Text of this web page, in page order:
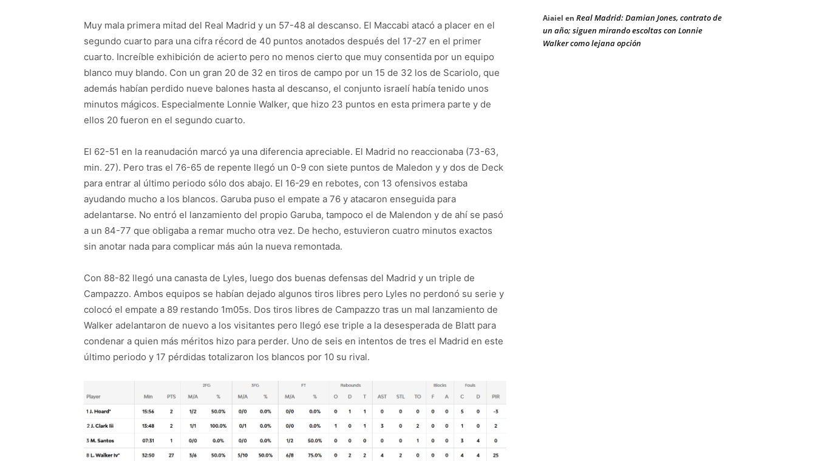
Muy mala primera mitad del Real Madrid y un 57-48 al descanso. El Maccabi atacó a placer en el
segundo cuarto para una cifra récord de 40 puntos anotados después del 17-27 en el primer
cuarto. Increíble exhibición de acierto pero no menos cierto que muy consentida por un equipo
blanco muy blando. Con un gran 20 de 32 en tiros de campo por un 15 de 32 los de Scariolo, que
además habían perdido nueve balones hasta al descanso, el conjunto israelí había tenido unos
minutos mágicos. Especialmente Lonnie Walker, que hizo 23 puntos en esta primera parte y de
ellos 20 fueron en el segundo cuarto.
El 62-51 en la reanudación marcó ya una diferencia apreciable. El Madrid no reaccionaba (73-63,
min. 27). Pero tras el 76-65 de repente llegó un 0-9 con siete puntos de Maledon y y dos de Deck
para entrar al último periodo sólo dos abajo. El 16-29 en rebotes, con 13 ofensivos estaba
ayudando mucho a los blancos. Garuba puso el empate a 76 y atacaron enseguida para
adelantarse. No entró el lanzamiento del propio Garuba, tampoco el de Malendon y de ahí se pasó
a un 84-77 que obligaba a remar mucho otra vez. De hecho, estuvieron cuatro minutos exactos
sin anotar nada para complicar más aún la nueva remontada.
Con 88-82 llegó una canasta de Lyles, luego dos buenas defensas del Madrid y un triple de
Campazzo. Ambos equipos se habían dejado algunos tiros libres pero Lyles no perdonó su serie y
colocó el empate a 89 restando 1m05s. Dos tiros libres de Campazzo tras un mal lanzamiento de
Walker adelantaron de nuevo a los visitantes pero llegó ese triple a la desesperada de Blatt para
condenar a quien más méritos hizo para perder. Uno de seis en intentos de tres el Madrid en este
último periodo y 17 pérdidas totalizaron los blancos por 10 su rival.
Aiaiel en Real Madrid: Damian Jones, contrato de
un año; siguen mirando escoltas con Lonnie
Walker como lejana opción